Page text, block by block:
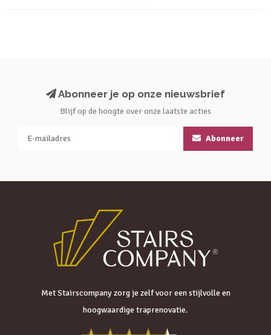
Abonneer je op onze nieuwsbrief
Blijf op de hoogte over onze laatste acties
Abonneer
Met Stairscompany zorg je zelf voor een stijlvolle en
hoogwaardige traprenovatie.